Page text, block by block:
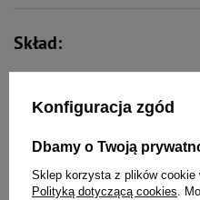
tłuszczowe
Skład:
Składniki analityczne:
Dodatki: dodatki
Konfiguracja zgód
Dbamy o Twoją
Sklep korzysta z plików cookie
Polityką dotyczącą cookies.